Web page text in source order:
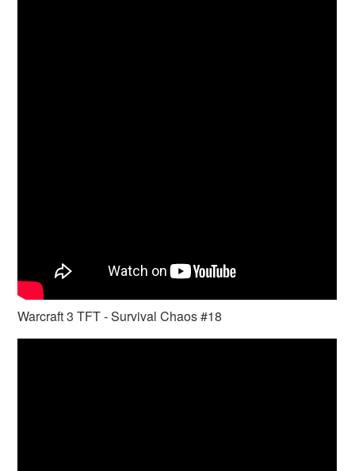
Warcraft 3 TFT - Survival Chaos #18